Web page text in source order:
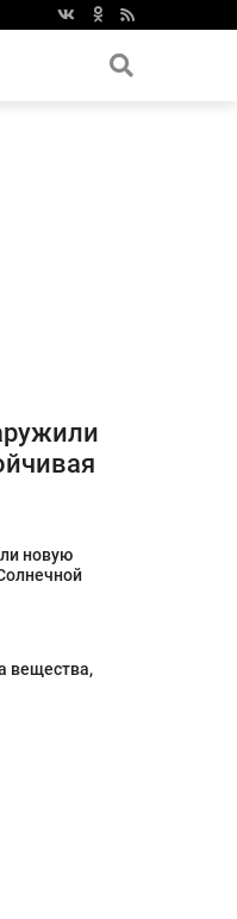
новую
вещества,